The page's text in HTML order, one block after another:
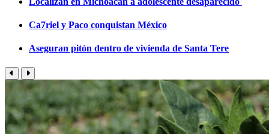
Ca7riel y Paco conquistan México
Aseguran pitón dentro de vivienda de Santa Tere